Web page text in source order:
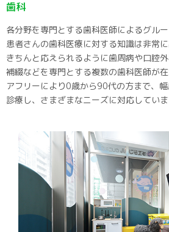
歯科
各分野を専門とする歯科医師によるグル
患者さんの歯科医療に対する知識は非常
きちんと応えられるように歯周病や口腔
補綴などを専門とする複数の歯科医師が
アフリーにより0歳から90代の方まで、
診療し、さまざまなニーズに対応していま